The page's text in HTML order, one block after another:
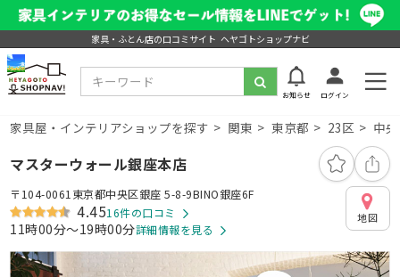
家具・ふとん店の口コミサイト ヘヤゴトショップナビ
お知らせ ログイン
家具屋・インテリアショップを探す 関東 東京都 23区 中
マスターウォール銀座本店
〒104-0061東京都中央区銀座 5-8-9BINO銀座6F
4.4516件の口コミ
11時00分～19時00分詳細情報を見る
地図